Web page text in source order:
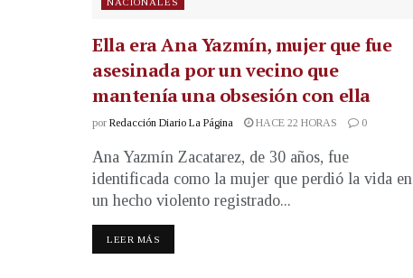
Ella era Ana Yazmín, mujer que fue
asesinada por un vecino que
mantenía una obsesión con ella
por Redacción Diario La Página HACE 22 HORAS 0
Ana Yazmín Zacatarez, de 30 años, fue
identificada como la mujer que perdió la vida en
un hecho violento registrado...
LEER MÁS